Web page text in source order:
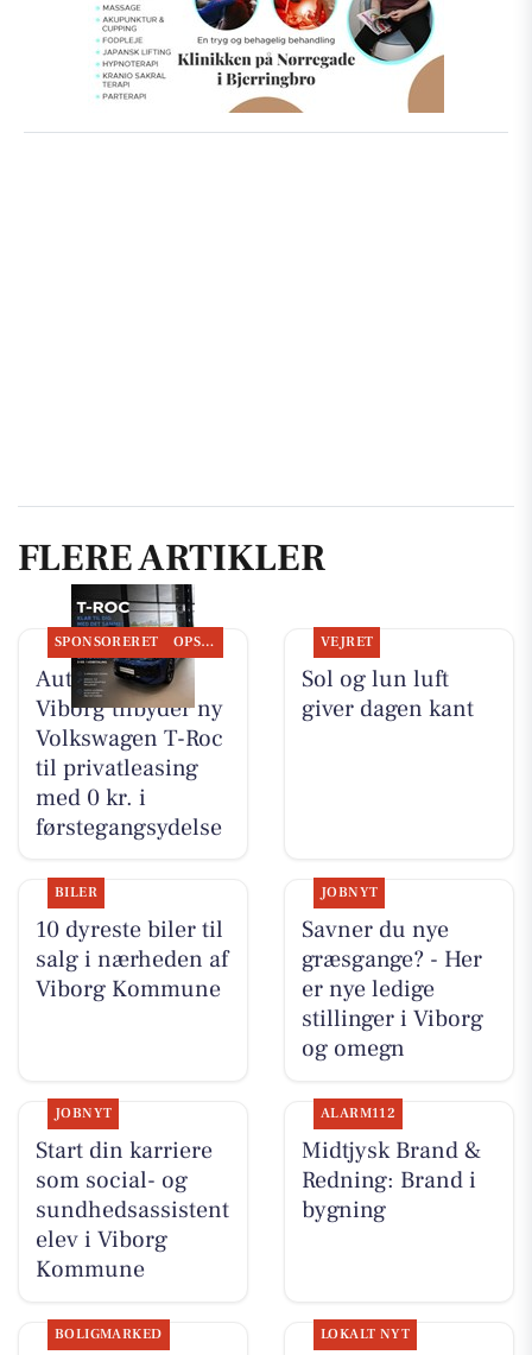
FLERE ARTIKLER
SPONSORERET OPSLAGSTAVLEN
Autocentralen
Viborg tilbyder ny
Volkswagen T-Roc
til privatleasing
med 0 kr. i
førstegangsydelse
VEJRET
Sol og lun luft
giver dagen kant
BILER
10 dyreste biler til
salg i nærheden af
Viborg Kommune
JOBNYT
Savner du nye
græsgange? - Her
er nye ledige
stillinger i Viborg
og omegn
JOBNYT
Start din karriere
som social- og
sundhedsassistent
elev i Viborg
Kommune
ALARM112
Midtjysk Brand &
Redning: Brand i
bygning
BOLIGMARKED LOKALT NYT